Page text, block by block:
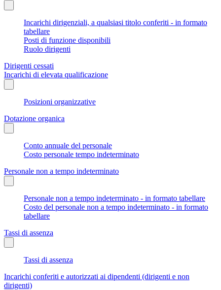
Incarichi dirigenziali, a qualsiasi titolo conferiti - in formato
tabellare
Posti di funzione disponibili
Ruolo dirigenti
Dirigenti cessati
Incarichi di elevata qualificazione
Posizioni organizzative
Dotazione organica
Conto annuale del personale
Costo personale tempo indeterminato
Personale non a tempo indeterminato
Personale non a tempo indeterminato - in formato tabellare
Costo del personale non a tempo indeterminato - in formato
tabellare
Tassi di assenza
Tassi di assenza
Incarichi conferiti e autorizzati ai dipendenti (dirigenti e non
dirigenti)